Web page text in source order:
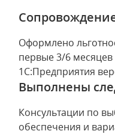
Оформлено
первые 3/6 месяцев
1С:Предприятия
Выполнены
Консультации по
обеспечения и